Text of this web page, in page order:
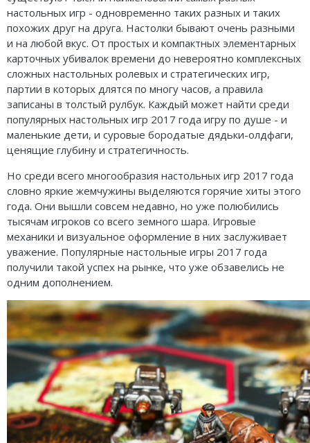
настольных игр - одновременно таких разных и таких
похожих друг на друга. Настолки бывают очень разными
и на любой вкус. От простых и компактных элементарных
карточных убивалок времени до невероятно комплексных
сложных настольных ролевых и стратегических игр,
партии в которых длятся по многу часов, а правила
записаны в толстый рулбук. Каждый может найти среди
популярных настольных игр 2017 года игру по душе - и
маленькие дети, и суровые бородатые дядьки-олдфаги,
ценящие глубину и стратегичность.
Но среди всего многообразия настольных игр 2017 года
словно яркие жемчужины выделяются горячие хиты этого
года. Они вышли совсем недавно, но уже полюбились
тысячам игроков со всего земного шара. Игровые
механики и визуальное оформление в них заслуживает
уважение. Популярные настольные игры 2017 года
получили такой успех на рынке, что уже обзавелись не
одним дополнением.
Логические
Кооперативные
Стратегические
Приключения
Экономические
Тактические
Детективные
Игры-квесты
Викторины
Для взрослых (18+)
О мышах и тайнах
Эволюция
Зельеварение
Стиль Жизни
Crowd Games
Lavka Games
GaGa Games
Эврикус
Банда умников
Остальные серии
Пиксель Тактикс
Саграда